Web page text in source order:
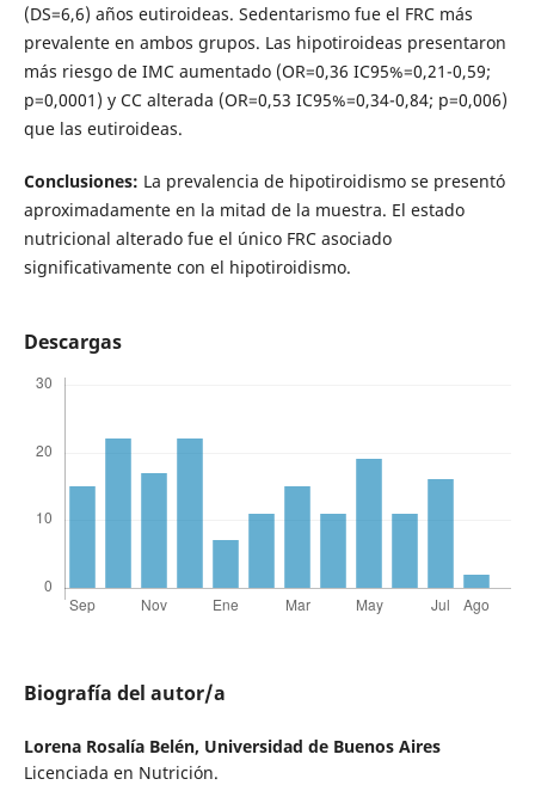
(DS=6,6) años eutiroideas. Sedentarismo fue el FRC más
prevalente en ambos grupos. Las hipotiroideas presentaron
más riesgo de IMC aumentado (OR=0,36 IC95%=0,21-0,59;
p=0,0001) y CC alterada (OR=0,53 IC95%=0,34-0,84; p=0,006)
que las eutiroideas.
Conclusiones: La prevalencia de hipotiroidismo se presentó
aproximadamente en la mitad de la muestra. El estado
nutricional alterado fue el único FRC asociado
significativamente con el hipotiroidismo.
Descargas
Biografía del autor/a
Lorena Rosalía Belén, Universidad de Buenos Aires
Licenciada en Nutrición.